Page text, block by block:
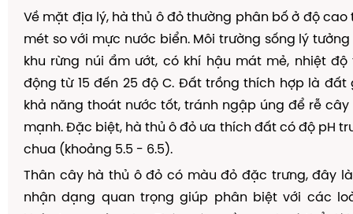
Về mặt địa lý, hà thủ ô đỏ thường phân bố ở độ cao
mét so với mực nước biển. Môi trường sống lý
khu rừng núi ẩm ướt, có khí hậu mát mẻ, nhiệt
động từ 15 đến 25 độ C. Đất trồng thích hợp là đất
khả năng thoát nước tốt, tránh ngập úng để rễ cây
mạnh. Đặc biệt, hà thủ ô đỏ ưa thích đất có độ pH
chua (khoảng 5.5 - 6.5).
Thân cây hà thủ ô đỏ có màu đỏ đặc trưng, đây
nhận dạng quan trọng giúp phân biệt với các